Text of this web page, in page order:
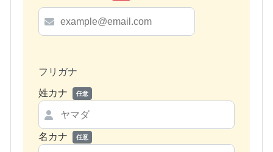
フリガナ
姓カナ 任意
名カナ 任意